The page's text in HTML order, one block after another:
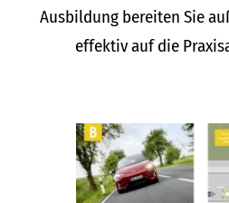
Ausbildung bereiten Sie
effektiv auf die